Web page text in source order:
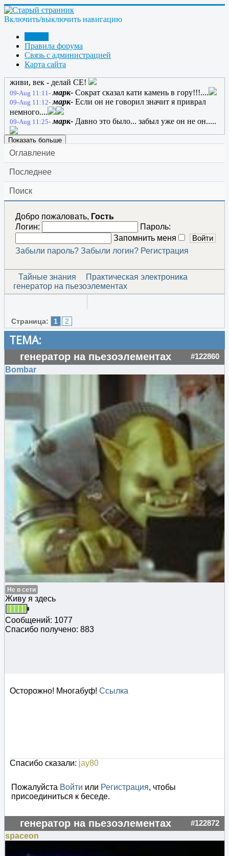
Включить/выключить навигацию
Правила форума
Связь с администрацией
Карта сайта
создадим!!!.....
08-Aug 21:42- anatol130164-
нужно, как и нахой футбол
08-Aug 21:55-
Пускай оно не может быть, Пускай оно печалью станет, Но
как на свете без CЕ прожить?
09-Aug 09:12- марк-
живи, век - делай СЕ!
09-Aug 11:11- марк- Сократ сказал кати камень в гору!!!....
09-Aug 11:12- марк- Если он не говорил значит я приврал
немного....
09-Aug 11:25- марк- Давно это было... забыл уже он не он.....
09-Aug 14:54- ГРАНИТ-
Показать больше
Оглавление
Последнее
Поиск
Добро пожаловать, Гость
Логин:
Пароль:
Запомнить меня
Забыли пароль? Забыли логин? Регистрация
Тайные знания
Практическая электроника
генератор на пьезоэлементах
Страница: 1 2
ТЕМА:
генератор на пьезоэлементах #122860
Bombar
Не в сети
Живу я здесь
Сообщений: 1077
Спасибо получено: 883
Осторожно! Многабуф! Ссылка
Спасибо сказали: jay80
Пожалуйста Войти или Регистрация, чтобы
присоединиться к беседе.
генератор на пьезоэлементах #122872
spaceon